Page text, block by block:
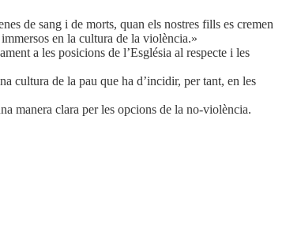
de sang i de morts, quan els nostres fills es cremen
en la cultura de la violència.»
a les posicions de l’Església al respecte i les
cultura de la pau que ha d’incidir, per tant, en les
manera clara per les opcions de la no-violència.